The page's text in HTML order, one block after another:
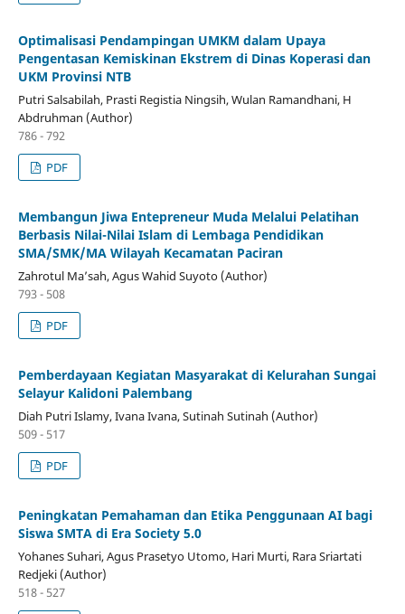
Optimalisasi Pendampingan UMKM dalam Upaya
Pengentasan Kemiskinan Ekstrem di Dinas Koperasi dan
UKM Provinsi NTB
Putri Salsabilah, Prasti Registia Ningsih, Wulan Ramandhani, H
Abdruhman (Author)
786 - 792
PDF
Membangun Jiwa Entepreneur Muda Melalui Pelatihan
Berbasis Nilai-Nilai Islam di Lembaga Pendidikan
SMA/SMK/MA Wilayah Kecamatan Paciran
Zahrotul Ma’sah, Agus Wahid Suyoto (Author)
793 - 508
PDF
Pemberdayaan Kegiatan Masyarakat di Kelurahan Sungai
Selayur Kalidoni Palembang
Diah Putri Islamy, Ivana Ivana, Sutinah Sutinah (Author)
509 - 517
PDF
Peningkatan Pemahaman dan Etika Penggunaan AI bagi
Siswa SMTA di Era Society 5.0
Yohanes Suhari, Agus Prasetyo Utomo, Hari Murti, Rara Sriartati
Redjeki (Author)
518 - 527